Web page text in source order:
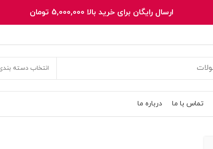
انتخاب دسته
تماس با ما درباره ما
ارسال رایگان برای خرید بالا 5,000,000 تومان